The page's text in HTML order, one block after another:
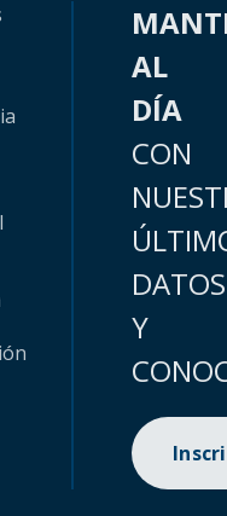
AL
DÍA
CON
DATOS
Y